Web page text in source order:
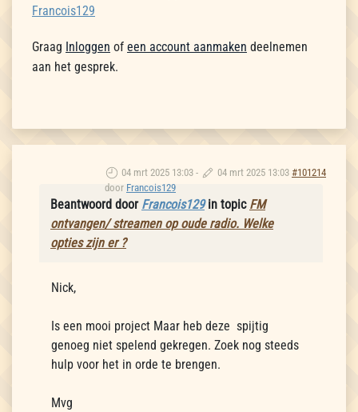
Francois129
Graag Inloggen of een account aanmaken deelnemen
aan het gesprek.
04 mrt 2025 13:03 - 04 mrt 2025 13:03 #101214
door Francois129
Beantwoord door Francois129in topic FM
ontvangen/ streamen op oude radio. Welke
opties zijn er ?
Nick,
Is een mooi project Maar heb deze spijtig
genoeg niet spelend gekregen. Zoek nog steeds
hulp voor het in orde te brengen.
Mvg